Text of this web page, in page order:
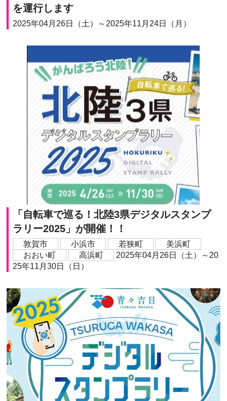
を運行します
2025年04月26日（土）～2025年11月24日（月）
「自転車で巡る！北陸3県デジタルスタンプ
ラリー2025」が開催！！
敦賀市 小浜市 若狭町
美浜町
おおい町
高浜町
2025年04月26日（土）～20
25年11月30日（日）